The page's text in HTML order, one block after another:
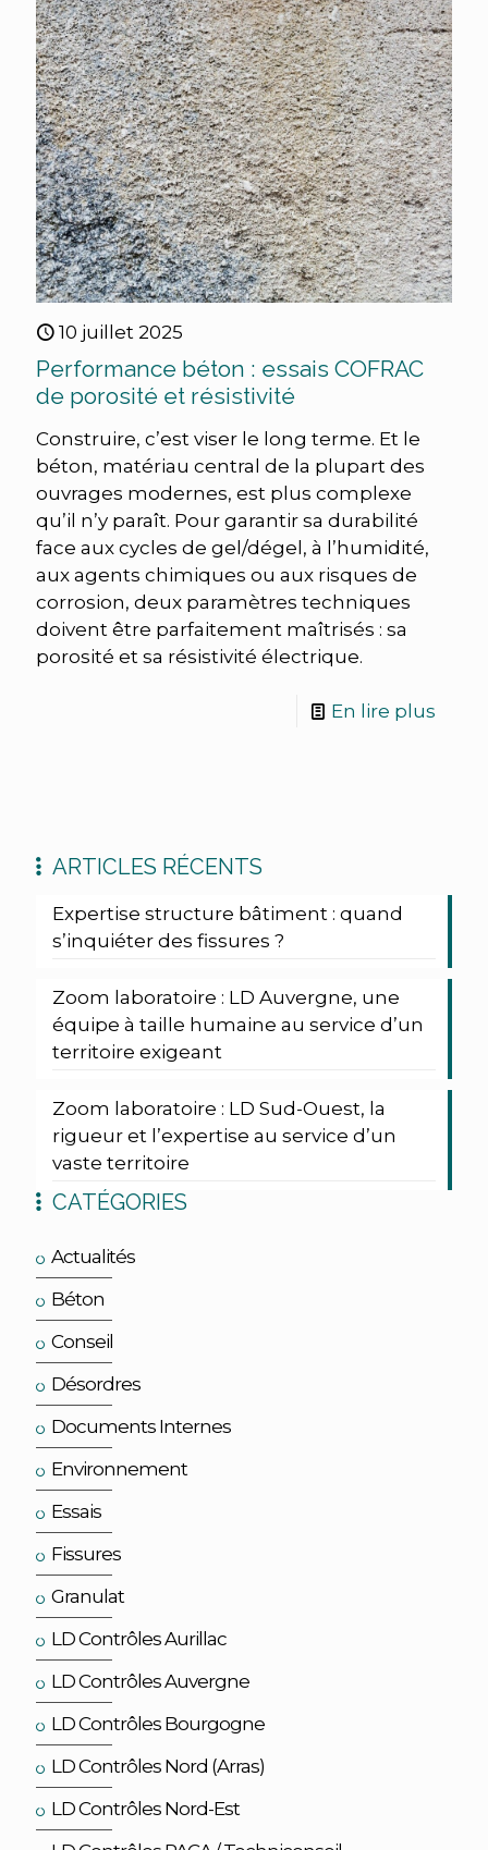
10 juillet 2025
Performance béton : essais COFRAC
de porosité et résistivité
Construire, c’est viser le long terme. Et le
béton, matériau central de la plupart des
ouvrages modernes, est plus complexe
qu’il n’y paraît. Pour garantir sa durabilité
face aux cycles de gel/dégel, à l’humidité,
aux agents chimiques ou aux risques de
corrosion, deux paramètres techniques
doivent être parfaitement maîtrisés : sa
porosité et sa résistivité électrique.
En lire plus
ARTICLES RÉCENTS
Expertise structure bâtiment : quand
s’inquiéter des fissures ?
Zoom laboratoire : LD Auvergne, une
équipe à taille humaine au service d’un
territoire exigeant
Zoom laboratoire : LD Sud-Ouest, la
rigueur et l’expertise au service d’un
vaste territoire
CATÉGORIES
Actualités
Béton
Conseil
Désordres
Documents Internes
Environnement
Essais
Fissures
Granulat
LD Contrôles Aurillac
LD Contrôles Auvergne
LD Contrôles Bourgogne
LD Contrôles Nord (Arras)
LD Contrôles Nord-Est